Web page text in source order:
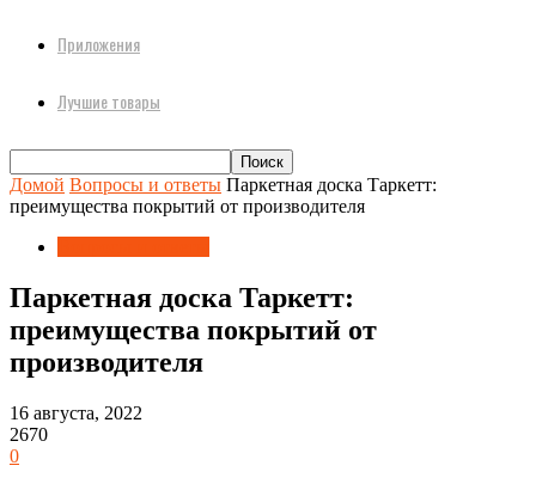
Приложения
Лучшие товары
Домой Вопросы и ответы Паркетная доска Таркетт:
преимущества покрытий от производителя
Паркетная доска Таркетт:
преимущества покрытий от
производителя
16 августа, 2022
2670
0